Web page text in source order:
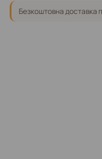
Безкоштовна доставка